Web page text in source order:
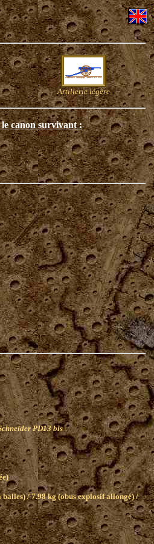
Artillerie légère
canon survivant :
PD13 bis
/ 7.98 kg (obus explosif allongé) /